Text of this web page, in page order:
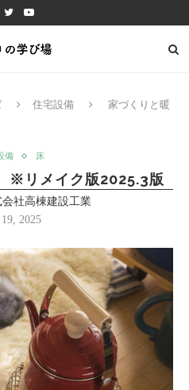
住宅設備
家づくりと暖
備 床
※リメイク版2025.3版
会社高棟建設工業
2025